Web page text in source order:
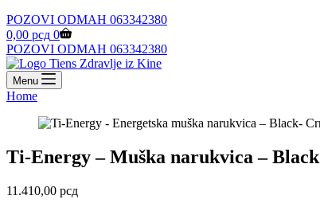
POZOVI ODMAH 063342380
Shopping
cart
0,00 рсд 0
POZOVI ODMAH 063342380
Menu
Home
Ti-Energy – Muška narukvica – Black
11.410,00 рсд